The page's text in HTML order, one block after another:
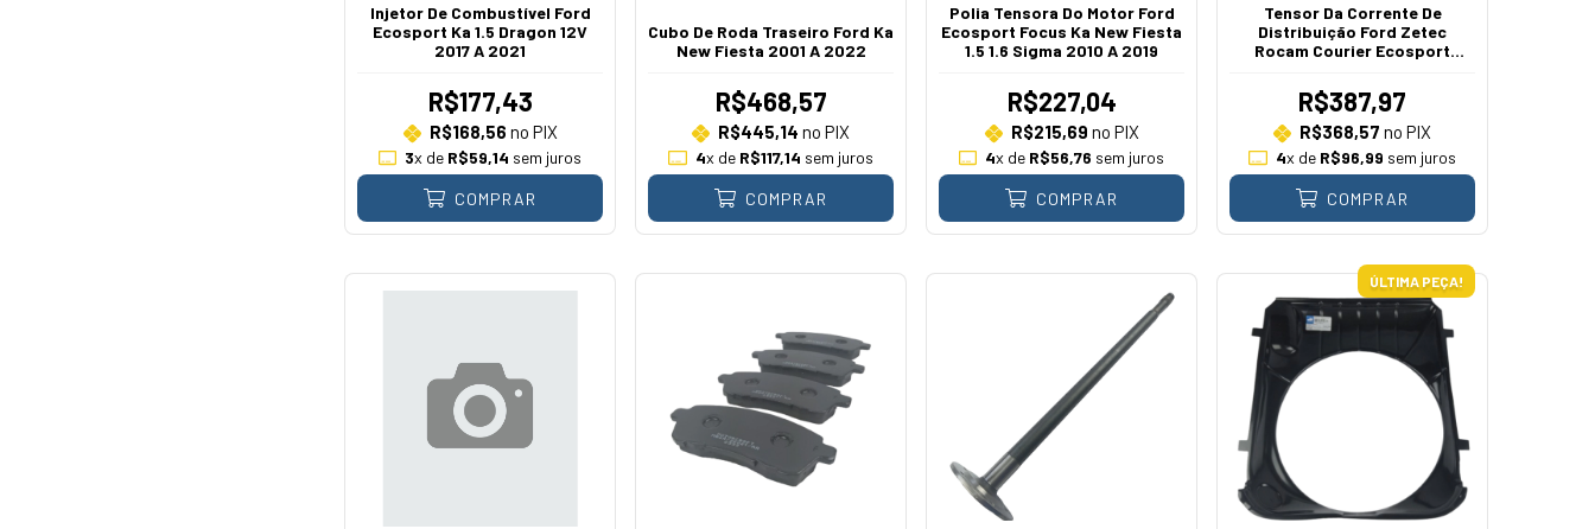
Injetor De Combustível Ford
Ecosport Ka 1.5 Dragon 12V
2017 A 2021
R$177,43
R$168,56 no PIX
3x de R$59,14 sem juros
COMPRAR
Cubo De Roda Traseiro Ford Ka
New Fiesta 2001 A 2022
R$468,57
R$445,14 no PIX
4x de R$117,14 sem juros
COMPRAR
Polia Tensora Do Motor Ford
Ecosport Focus Ka New Fiesta
1.5 1.6 Sigma 2010 A 2019
R$227,04
R$215,69 no PIX
4x de R$56,76 sem juros
COMPRAR
Tensor Da Corrente De
Distribuição Ford Zetec
Rocam Courier Ecosport
2014
R$387,97
R$368,57 no PIX
4x de R$96,99 sem juros
COMPRAR
ÚLTIMA PEÇA!